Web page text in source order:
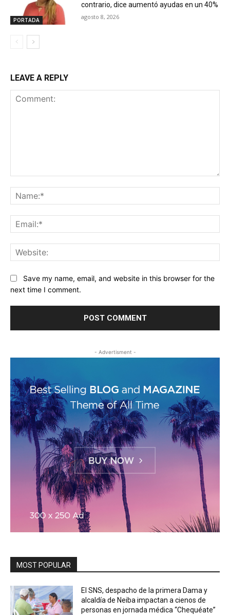
PORTADA
contrario, dice aumentó ayudas en un 40%
agosto 8, 2026
LEAVE A REPLY
Save my name, email, and website in this browser for the
next time I comment.
- Advertisment -
MOST POPULAR
El SNS, despacho de la primera Dama y
alcaldía de Neiba impactan a cienos de
personas en jornada médica “Chequéate”